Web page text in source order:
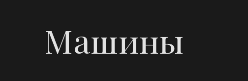
Машины